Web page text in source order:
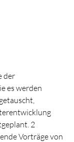
der
es werden
2
Vorträge von